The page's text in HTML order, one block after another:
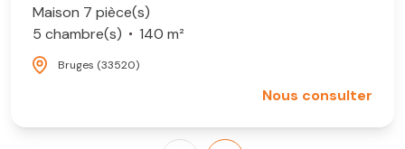
Maison 7 pièce(s)
5 chambre(s)
140 m²
Bruges (33520)
Nous consulter